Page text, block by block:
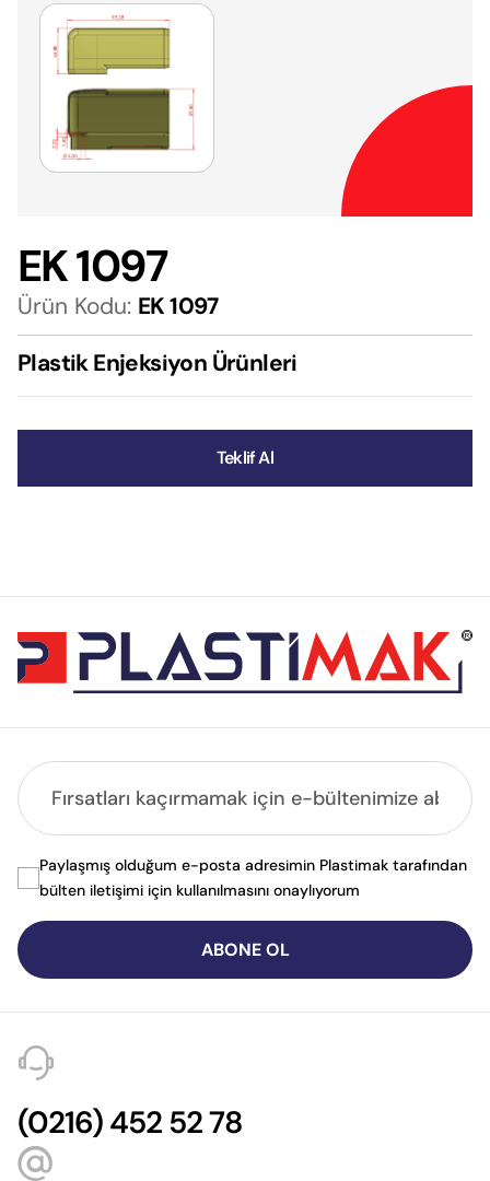
EK 1097
Ürün Kodu: EK 1097
Plastik Enjeksiyon Ürünleri
Teklif Al
ABONE OL
Paylaşmış olduğum e-posta adresimin Plastimak tarafından
bülten iletişimi için kullanılmasını onaylıyorum
(0216) 452 52 78